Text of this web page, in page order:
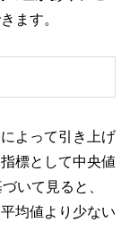
ます。
よって引き上げ
標として中央値
いて見ると、
均値より少ない